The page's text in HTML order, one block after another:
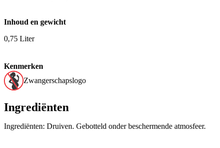
Inhoud en gewicht
0,75 Liter
Kenmerken
Zwangerschapslogo
Ingrediënten
Ingrediënten: Druiven. Gebotteld onder beschermende atmosfeer.